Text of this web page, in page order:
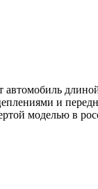
автомобиль
и
моделью в